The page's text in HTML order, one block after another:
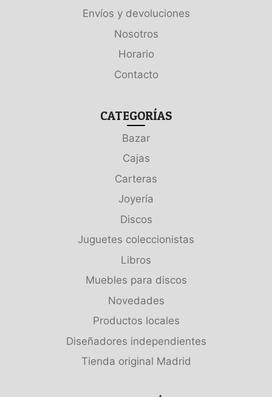
Envíos y devoluciones
Nosotros
Horario
Contacto
CATEGORÍAS
Bazar
Cajas
Carteras
Joyería
Discos
Juguetes coleccionistas
Libros
Muebles para discos
Novedades
Productos locales
Diseñadores independientes
Tienda original Madrid